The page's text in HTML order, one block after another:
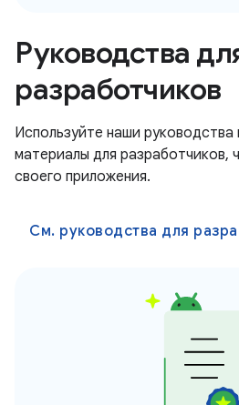
Руководства
разработчиков
Используйте наши руководства
материалы для разработчиков,
своего приложения.
См. руководства для